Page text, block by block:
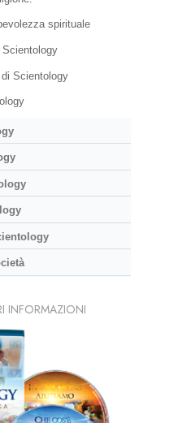
spirituale
Scientology
INFORMAZIONI